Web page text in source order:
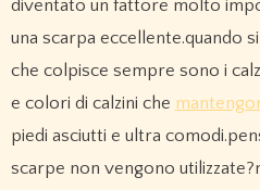
diventato un fattore molto
una scarpa eccellente.quando
che colpisce sempre sono i
e colori di calzini che
piedi asciutti e ultra
scarpe non vengono